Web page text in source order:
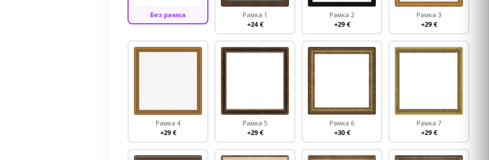
Без рамка
Рамка 1
+24 €
Рамка 2
+29 €
Рамка 3
+29 €
Рамка 4
+29 €
Рамка 5
+29 €
Рамка 6
+30 €
Рамка 7
+29 €